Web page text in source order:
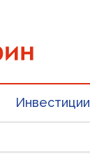
Инвестиции